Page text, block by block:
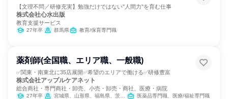
【文理不問／研修充実】勉強だけではない"人間力"を育む仕事
株式会社心水出版
教育支援サービス
27年卒 群馬県 教育/保育専門職
薬剤師(全国職、エリア職、一般職)
✅関東・南東北に35店展開✅希望のエリアで働ける✅研修豊富
株式会社アップルケアネット
総合商社・専門商社・卸売、小売・卸売・商社、医療・病院
27年卒 宮城県、山形県、福島県、茨城県、群馬県、埼玉県、千葉県、東京都、神奈川県 医薬品専門職、医療/福祉専門職